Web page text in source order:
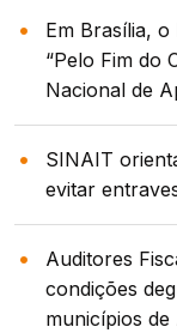
Em Brasília,
“Pelo Fim do
Nacional de
SINAIT
evitar
Auditores
condições
municípios